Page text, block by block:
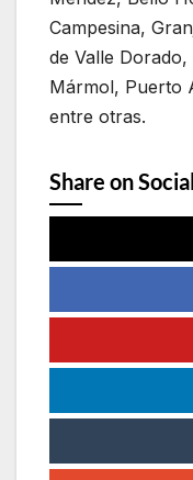
Campesina,
de Valle
Mármol, Puerto
entre otras.
Share on